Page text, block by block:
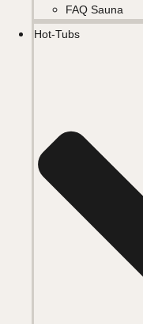
FAQ Sauna
Hot-Tubs